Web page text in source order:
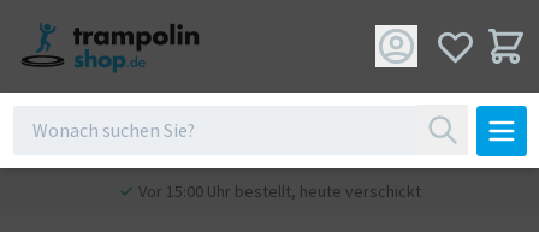
Vor 15:00 Uhr bestellt, heute verschickt